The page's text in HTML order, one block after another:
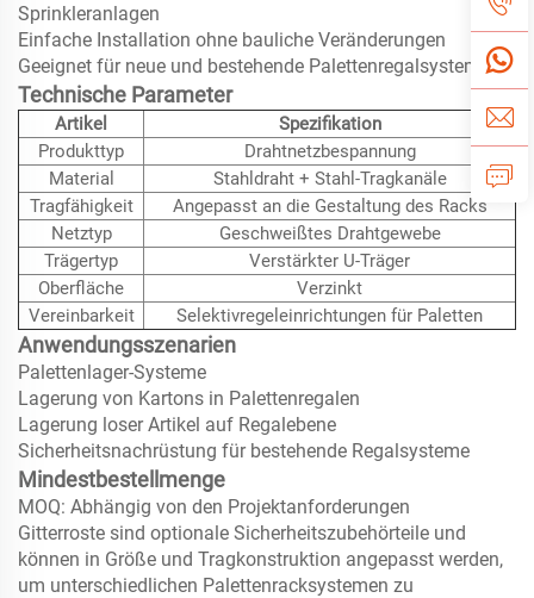
Sprinkleranlagen
Einfache Installation ohne bauliche Veränderungen
Geeignet für neue und bestehende Palettenregalsysteme
Technische Parameter
Artikel
Spezifikation
Produkttyp
Drahtnetzbespannung
Material
Stahldraht + Stahl-Tragkanäle
Tragfähigkeit
Angepasst an die Gestaltung des Racks
Netztyp
Geschweißtes Drahtgewebe
Trägertyp
Verstärkter U-Träger
Oberfläche
Verzinkt
Vereinbarkeit
Selektivregeleinrichtungen für Paletten
Anwendungsszenarien
Palettenlager-Systeme
Lagerung von Kartons in Palettenregalen
Lagerung loser Artikel auf Regalebene
Sicherheitsnachrüstung für bestehende Regalsysteme
Mindestbestellmenge
MOQ: Abhängig von den Projektanforderungen
Gitterroste sind optionale Sicherheitszubehörteile und
können in Größe und Tragkonstruktion angepasst werden,
um unterschiedlichen Palettenracksystemen zu